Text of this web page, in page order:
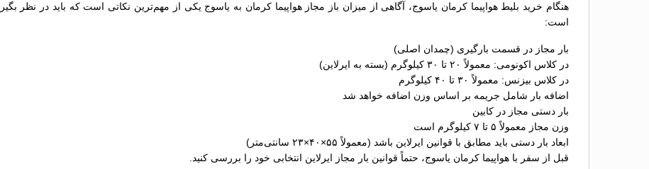
هنگام خرید بلیط هواپیما کرمان یاسوج، آگاهی از میزان باز مجاز هواپیما کرمان به یاسوج یکی از مهم‌ترین نکاتی است که باید در نظر
است:
بار مجاز در قسمت بارگیری (چمدان اصلی)
در کلاس اکونومی: معمولاً ۲۰ تا ۳۰ کیلوگرم (بسته به ایرلاین)
در کلاس بیزنس: معمولاً ۳۰ تا ۴۰ کیلوگرم
اضافه بار شامل جریمه بر اساس وزن اضافه خواهد شد
بار دستی مجاز در کابین
وزن مجاز معمولاً ۵ تا ۷ کیلوگرم است
ابعاد بار دستی باید مطابق با قوانین ایرلاین باشد (معمولاً ۵۵×۴۰×۲۳ سانتی‌متر)
قبل از سفر با هواپیما کرمان یاسوج، حتماً قوانین بار مجاز ایرلاین انتخابی خود را بررسی کنید.